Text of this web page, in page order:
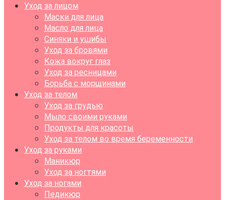
Уход за лицом
Маски для лица
Масло для лица
Синяки и ушибы
Уход за бровями
Кожа вокруг глаз
Уход за ресницами
Борьба с морщинами
Уход за телом
Уход за грудью
Мыло своими руками
Продукты для красоты
Уход за телом во время беременности
Уход за руками
Маникюр
Уход за ногтями
Уход за ногами
Педикюр